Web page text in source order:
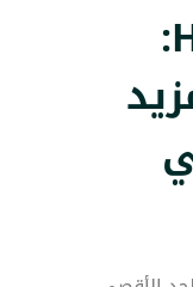
العلم وراء HIIT: